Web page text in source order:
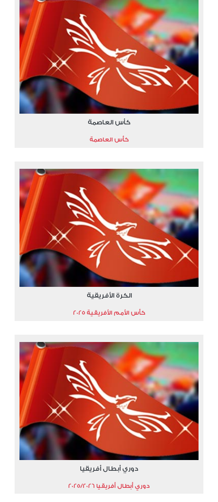
كأس العاصمة
كأس العاصمة
الكرة الأفريقية
كأس الأمم الأفريقية 2025
دوري أبطال أفريقيا
دوري أبطال أفريقيا 2025/2026